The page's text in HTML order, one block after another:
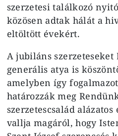
szerzetesi találkozó
közösen adtak hálát a
eltöltött évekért.
A jubiláns szerzeteseket
generális atya is
amelyben így
határozzák meg
szerzetescsalád
vallja magáról, hogy